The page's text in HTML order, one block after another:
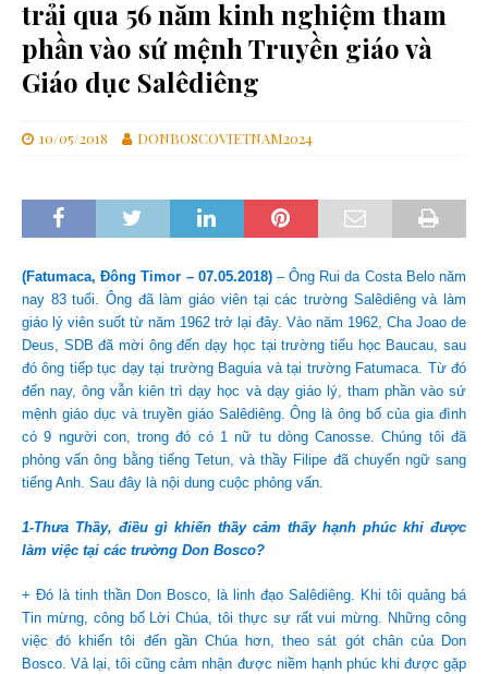
trải qua 56 năm kinh nghiệm tham
phần vào sứ mệnh Truyền giáo và
Giáo dục Salêdiêng
10/05/2018 DONBOSCOVIETNAM2024
(Fatumaca, Đông Timor – 07.05.2018) – Ông Rui da Costa Belo năm
nay 83 tuổi. Ông đã làm giáo viên tại các trường Salêdiêng và làm
giáo lý viên suốt từ năm 1962 trở lại đây. Vào năm 1962, Cha Joao de
Deus, SDB đã mời ông đến dạy học tại trường tiểu học Baucau, sau
đó ông tiếp tục dạy tại trường Baguia và tại trường Fatumaca. Từ đó
đến nay, ông vẫn kiên trì dạy học và dạy giáo lý, tham phần vào sứ
mệnh giáo dục và truyền giáo Salêdiêng. Ông là ông bố của gia đình
có 9 người con, trong đó có 1 nữ tu dòng Canosse. Chúng tôi đã
phỏng vấn ông bằng tiếng Tetun, và thầy Filipe đã chuyển ngữ sang
tiếng Anh. Sau đây là nội dung cuộc phỏng vấn.
1-Thưa Thầy, điều gì khiến thầy cảm thấy hạnh phúc khi được
làm việc tại các trường Don Bosco?
+ Đó là tinh thần Don Bosco, là linh đạo Salêdiêng. Khi tôi quảng bá
Tin mừng, công bố Lời Chúa, tôi thực sự rất vui mừng. Những công
việc đó khiến tôi đến gần Chúa hơn, theo sát gót chân của Don
Bosco. Vả lại, tôi cũng cảm nhận được niềm hạnh phúc khi được gặp